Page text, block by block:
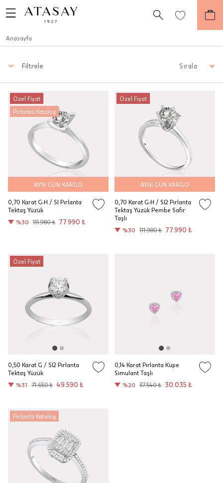
Anasayfa
Filtrele Sırala
Özel Fiyat
Pırlanta Katalog
AYNI GÜN KARGO
0,70 Karat G-H / SI Pırlanta
Tektaş Yüzük
%30
111.980 ₺ 77.990 ₺
Özel Fiyat
AYNI GÜN KARGO
0,70 Karat G-H / SI2 Pırlanta
Tektaş Yüzük Pembe Safir
Taşlı
%30
111.980 ₺ 77.990 ₺
Özel Fiyat
0,50 Karat G / SI2 Pırlanta
Tektaş Yüzük
%31
71.650 ₺ 49.590 ₺
0,14 Karat Pırlanta Küpe
Simulant Taşlı
%20
37.540 ₺ 30.035 ₺
Pırlanta Katalog